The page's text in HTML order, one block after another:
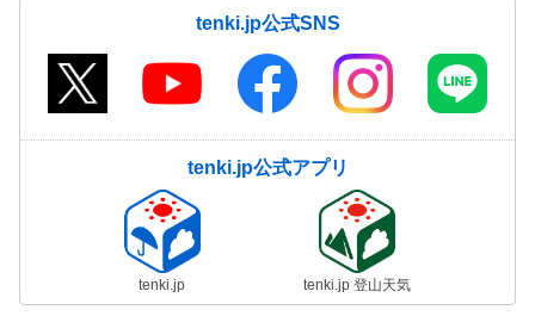
tenki.jp公式SNS
tenki.jp公式アプリ
tenki.jp tenki.jp 登山天気